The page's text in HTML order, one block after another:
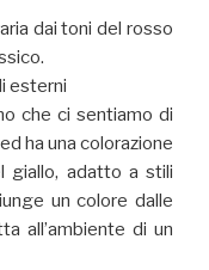
dai toni del rosso
esterni
che ci sentiamo di
ha una colorazione
giallo, adatto a stili
un colore dalle
all’ambiente di un